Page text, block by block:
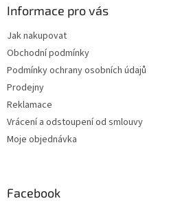
Informace pro vás
Jak nakupovat
Obchodní podmínky
Podmínky ochrany osobních údajů
Prodejny
Reklamace
Vrácení a odstoupení od smlouvy
Moje objednávka
Facebook